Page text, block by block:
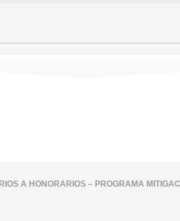
A HONORARIOS – PROGRAMA